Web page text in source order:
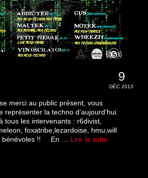
9
DÉC 2013
merci au public présent, vous
représenter la techno d’aujourd’hui.
tous les intervenants : r6divist,
foxatribe,lezardoise, hmu,will
bénévoles !! En … Lire la suite­­